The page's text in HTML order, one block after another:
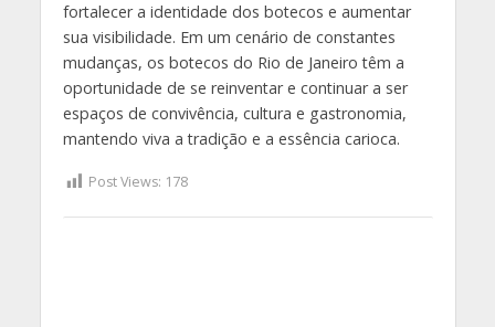
fortalecer a identidade dos botecos e aumentar
sua visibilidade. Em um cenário de constantes
mudanças, os botecos do Rio de Janeiro têm a
oportunidade de se reinventar e continuar a ser
espaços de convivência, cultura e gastronomia,
mantendo viva a tradição e a essência carioca.
Post Views: 178